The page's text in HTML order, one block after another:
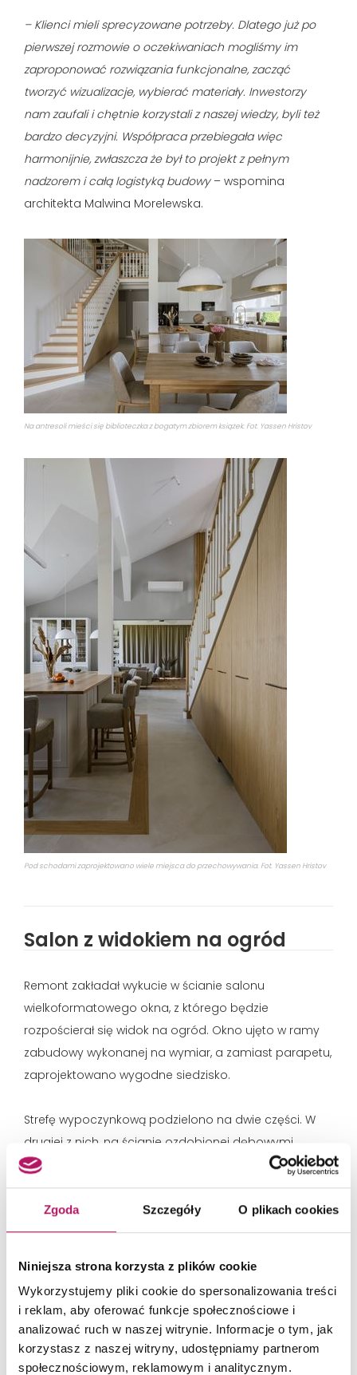
Zgoda Szczegóły O plikach cookies
Niniejsza strona korzysta z plików cookie
Wykorzystujemy pliki cookie do spersonalizowania treści
i reklam, aby oferować funkcje społecznościowe i
analizować ruch w naszej witrynie. Informacje o tym, jak
korzystasz z naszej witryny, udostępniamy partnerom
społecznościowym, reklamowym i analitycznym.
– Klienci mieli sprecyzowane potrzeby. Dlatego już po
pierwszej rozmowie o oczekiwaniach mogliśmy im
zaproponować rozwiązania funkcjonalne, zacząć
tworzyć wizualizacje, wybierać materiały. Inwestorzy
nam zaufali i chętnie korzystali z naszej wiedzy, byli też
bardzo decyzyjni. Współpraca przebiegała więc
harmonijnie, zwłaszcza że był to projekt z pełnym
nadzorem i całą logistyką budowy– wspomina
architekta Malwina Morelewska.
Na antresoli mieści się biblioteczka z bogatym zbiorem książek. Fot. Yassen Hristov
Pod schodami zaprojektowano wiele miejsca do przechowywania. Fot. Yassen Hristov
Salon z widokiem na ogród
Remont zakładał wykucie w ścianie salonu
wielkoformatowego okna, z którego będzie
rozpościerał się widok na ogród. Okno ujęto w ramy
zabudowy wykonanej na wymiar, a zamiast parapetu,
zaprojektowano wygodne siedzisko.
Strefę wypoczynkową podzielono na dwie części. W
drugiej z nich, na ścianie ozdobionej dębowymi
lamelami, umieszczono telewizor. Za maskownicą
nad oknami ukryto ekran do rzutnika. Zaprojektowano
tu także liczne półki na płyty. Uwagę zwracają duże też
pokaźnych rozmiarów głośniki.– Pan domu jest
nagłośnieniu oraz na takim układzie sof, by mógł
wygodnie słuchać nagrań, czy koncertów– dodaje
Malwina Morelewska.